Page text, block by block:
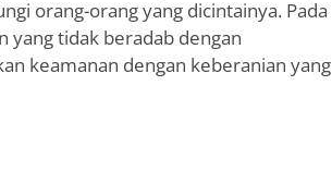
orang-orang yang dicintainya. Pada
yang tidak beradab dengan
keamanan dengan keberanian yang